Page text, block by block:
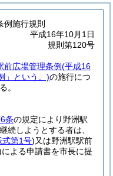
例施行規則
平成16年10月1日
規則第120号
前広場管理条例(平成16
」という。)の施行につ
。
条の規定により野洲駅
続しようとする者は、
式第1号)又は野洲駅駅前
による申請書を市長に提